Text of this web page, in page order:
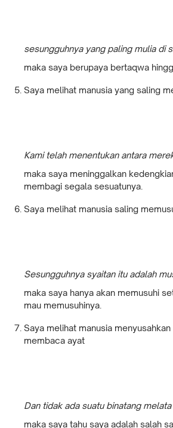
sesungguhnya yang paling mulia di
maka saya berupaya bertaqwa
Saya melihat manusia yang saling
Kami telah menentukan antara
maka saya meninggalkan
membagi segala sesuatunya.
Saya melihat manusia saling
Sesungguhnya syaitan itu adalah
maka saya hanya akan memusuhi
mau memusuhinya.
Saya melihat manusia
membaca ayat
Dan tidak ada suatu binatang
maka saya tahu saya adalah salah